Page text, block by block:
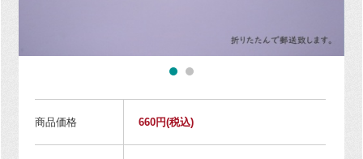
商品価格 660円(税込)